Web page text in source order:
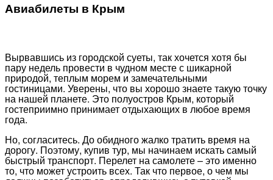
Авиабилеты в Крым
Вырвавшись из городской суеты, так хочется хотя бы
пару недель провести в чудном месте с шикарной
природой, теплым морем и замечательными
гостиницами. Уверены, что вы хорошо знаете такую точку
на нашей планете. Это полуостров Крым, который
гостеприимно принимает отдыхающих в любое время
года.
Но, согласитесь. До обидного жалко тратить время на
дорогу. Поэтому, купив тур, мы начинаем искать самый
быстрый транспорт. Перелет на самолете – это именно
то, что может устроить всех. Так что первое, о чем мы